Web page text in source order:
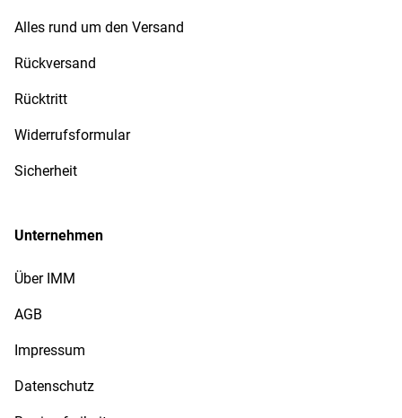
Alles rund um den Versand
Rückversand
Rücktritt
Widerrufsformular
Sicherheit
Unternehmen
Über IMM
AGB
Impressum
Datenschutz